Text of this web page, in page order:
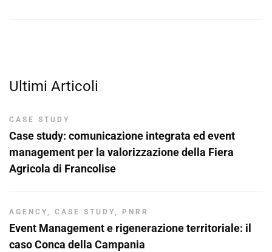
Ultimi Articoli
CASE STUDY
Case study: comunicazione integrata ed event
management per la valorizzazione della Fiera
Agricola di Francolise
AGENCY , CASE STUDY , PNRR
Event Management e rigenerazione territoriale: il
caso Conca della Campania